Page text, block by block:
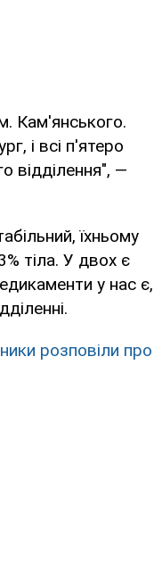
Кам'янського.
і всі п'ятеро
відділення", —
їхньому
тіла. У двох є
у нас є,
розповіли про